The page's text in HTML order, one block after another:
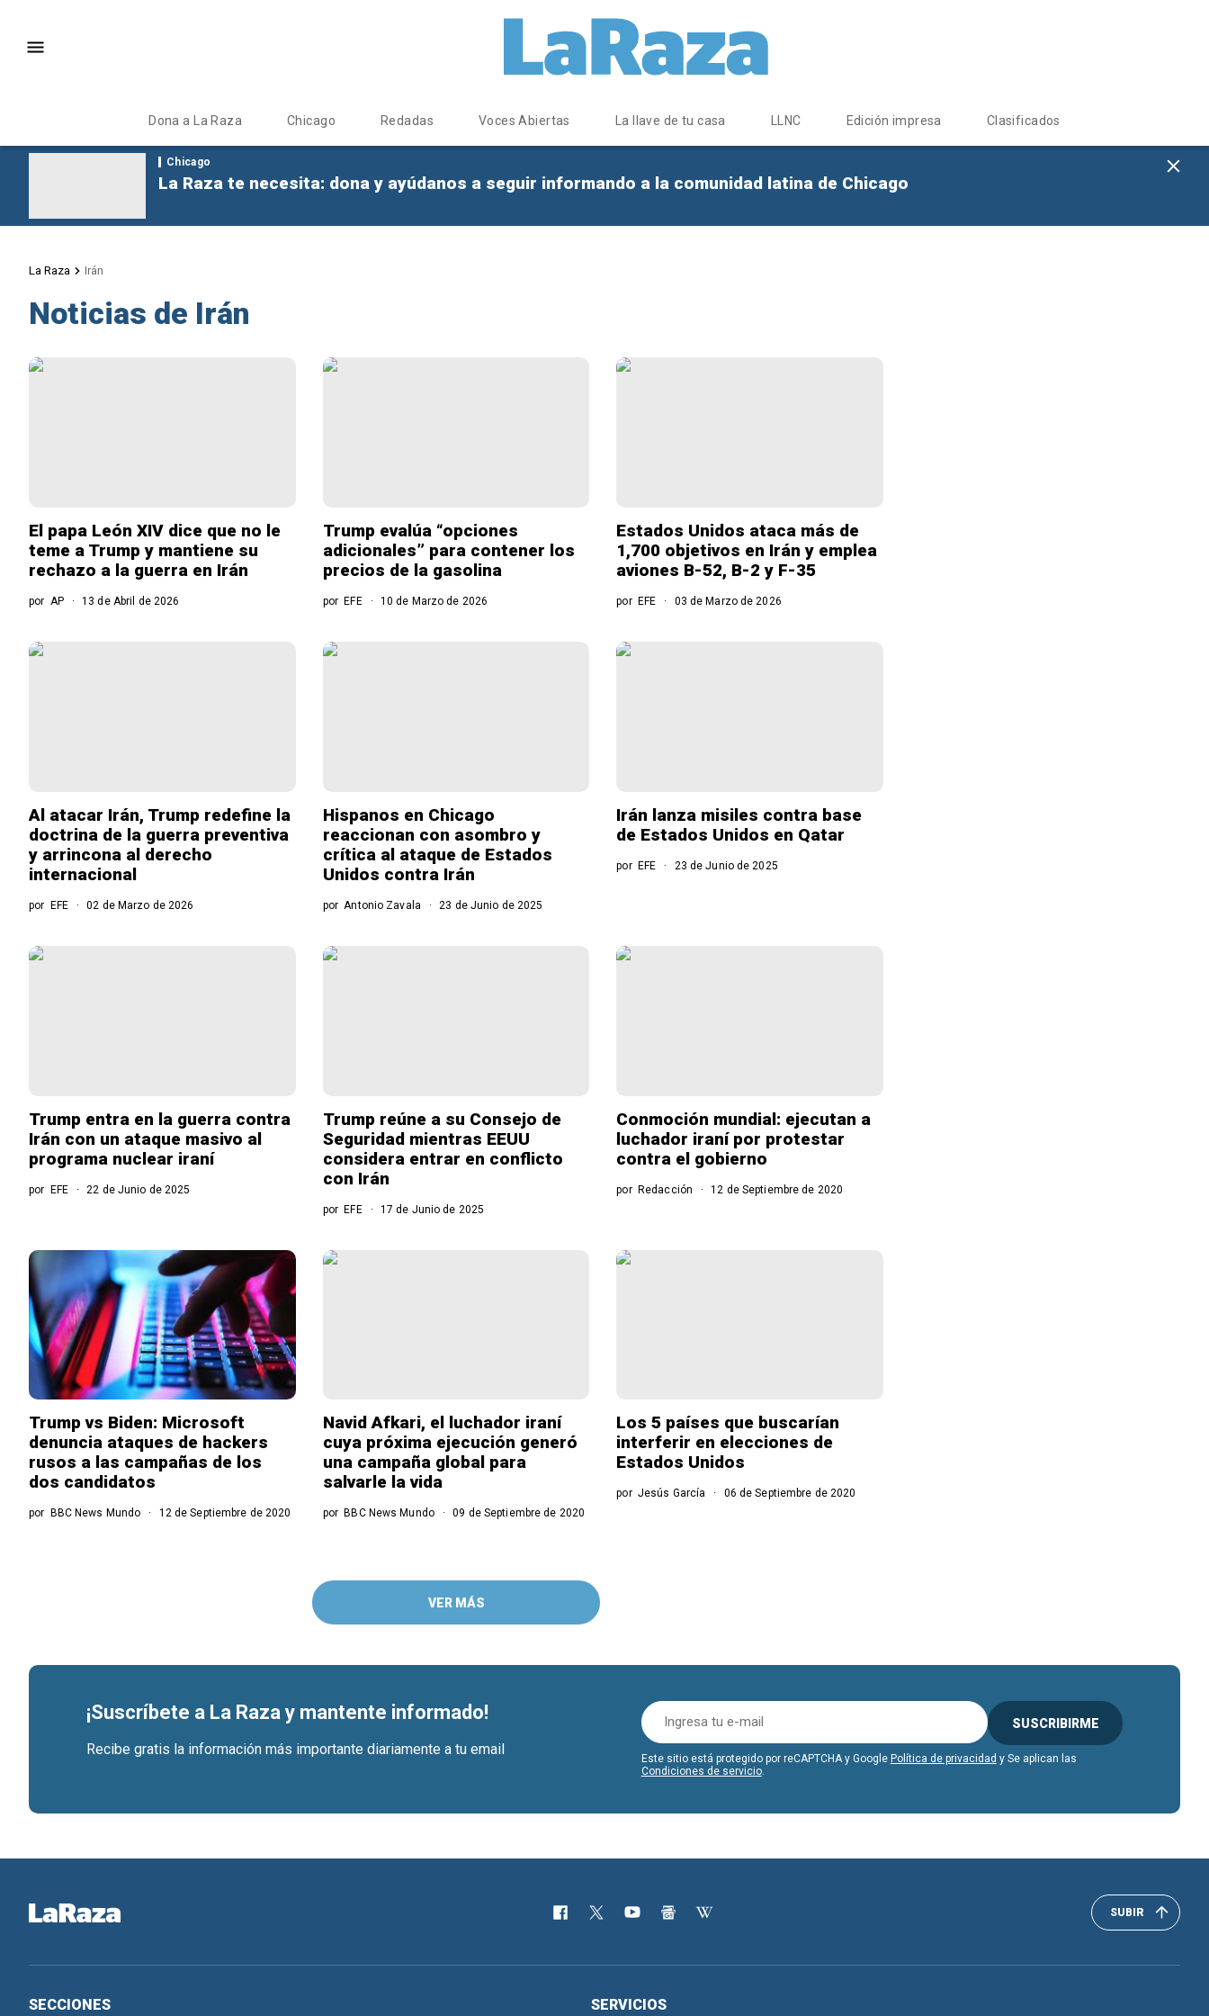
Dona a La Raza Chicago Redadas Voces Abiertas La llave de tu casa LLNC Edición impresa Clasificados
Chicago
La Raza te necesita: dona y ayúdanos a seguir informando a la comunidad latina de Chicago
La Raza Irán
Noticias de Irán
El papa León XIV dice que no le
teme a Trump y mantiene su
rechazo a la guerra en Irán
por AP 13 de Abril de 2026
Trump evalúa “opciones
adicionales” para contener los
precios de la gasolina
porEFE 10 de Marzo de 2026
Estados Unidos ataca más de
1,700 objetivos en Irán y emplea
aviones B-52, B-2 y F-35
por EFE 03 de Marzo de 2026
Al atacar Irán, Trump redefine la
doctrina de la guerra preventiva
y arrincona al derecho
internacional
por EFE 02 de Marzo de 2026
Hispanos en Chicago
reaccionan con asombro y
crítica al ataque de Estados
Unidos contra Irán
por Antonio Zavala 23 de Junio de 2025
Irán lanza misiles contra base
de Estados Unidos en Qatar
por EFE 23 de Junio de 2025
Trump entra en la guerra contra
Irán con un ataque masivo al
programa nuclear iraní
por EFE 22 de Junio de 2025
Trump reúne a su Consejo de
Seguridad mientras EEUU
considera entrar en conflicto
con Irán
porEFE 17 de Junio de 2025
Conmoción mundial: ejecutan a
luchador iraní por protestar
contra el gobierno
por Redacción 12 de Septiembre de 2020
Trump vs Biden: Microsoft
denuncia ataques de hackers
rusos a las campañas de los
dos candidatos
por BBC News Mundo 12 de Septiembre de 2020
Navid Afkari, el luchador iraní
cuya próxima ejecución generó
una campaña global para
salvarle la vida
por BBC News Mundo 09 de Septiembre de 2020
Los 5 países que buscarían
interferir en elecciones de
Estados Unidos
por Jesús García 06 de Septiembre de 2020
VER MÁS
¡Suscríbete a La Raza y mantente informado!
Recibe gratis la información más importante diariamente a tu email
SUSCRIBIRME
Este sitio está protegido por reCAPTCHA y Google Política de privacidad y Se aplican las
Condiciones de servicio.
SUBIR
SECCIONES SERVICIOS